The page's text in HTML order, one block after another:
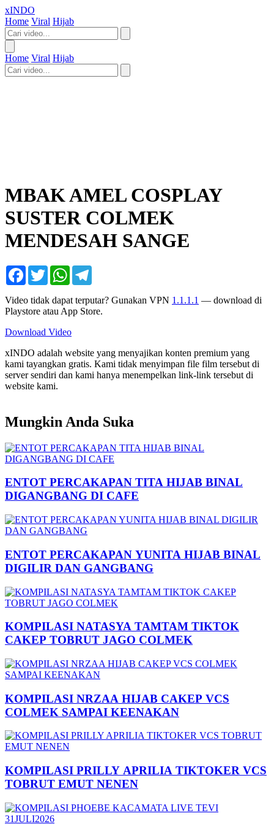
xINDO
Home Viral Hijab
Home Viral Hijab
MBAK AMEL COSPLAY
SUSTER COLMEK
MENDESAH SANGE
Facebook
TwitterWhatsApp
Video tidak dapat terputar? Gunakan VPN 1.1.1.1 — download di
Playstore atau App Store.
Download Video
xINDO adalah website yang menyajikan konten premium yang
kami tayangkan gratis. Kami tidak menyimpan file film tersebut di
server sendiri dan kami hanya menempelkan link-link tersebut di
website kami.
Mungkin Anda Suka
ENTOT PERCAKAPAN TITA HIJAB BINAL
DIGANGBANG DI CAFE
ENTOT PERCAKAPAN YUNITA HIJAB BINAL
DIGILIR DAN GANGBANG
KOMPILASI NATASYA TAMTAM TIKTOK
CAKEP TOBRUT JAGO COLMEK
KOMPILASI NRZAA HIJAB CAKEP VCS
COLMEK SAMPAI KEENAKAN
KOMPILASI PRILLY APRILIA TIKTOKER VCS
TOBRUT EMUT NENEN